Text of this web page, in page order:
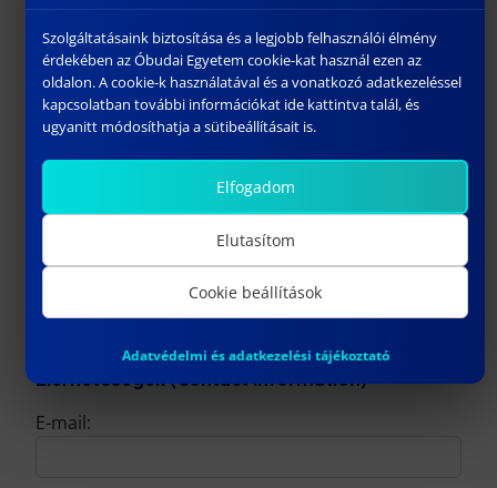
Lépcsőház:(Staircase)
Emelet:
Ajtó:(Door)
Elérhetőségek (Contact information)
E-mail:
Szolgáltatásaink biztosítása és a legjobb felhasználói élmény
érdekében az Óbudai Egyetem cookie-kat használ ezen az
oldalon. A cookie-k használatával és a vonatkozó adatkezeléssel
kapcsolatban további információkat ide kattintva talál, és
ugyanitt módosíthatja a sütibeállításait is.
Elfogadom
Elutasítom
Cookie beállítások
Adatvédelmi és adatkezelési tájékoztató